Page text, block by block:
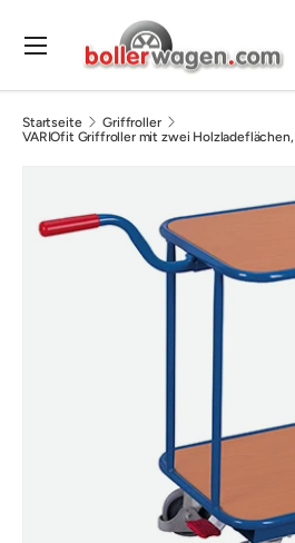
Direkt zum Inhalt
Suchen
Menü
Startseite
Griffroller
VARIOfit Griffroller mit zwei